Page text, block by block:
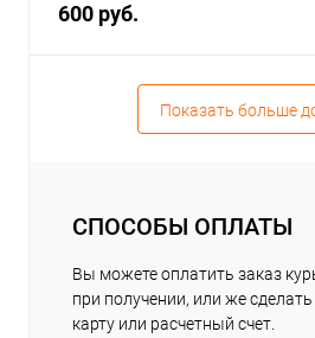
600 руб.
Показать больше
СПОСОБЫ ОПЛАТЫ
Вы можете оплатить заказ
при получении, или же
карту или расчетный счет.